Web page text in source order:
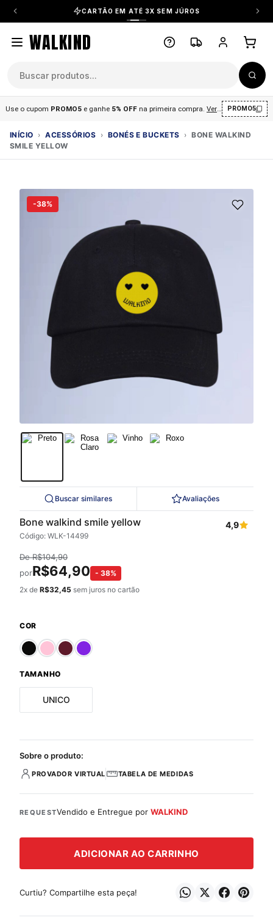
CARTÃO EM ATÉ 3X SEM JÚROS
WALKIND
Use o cupom PROMO5 e ganhe 5% OFF na primeira compra Ver condições .
PROMO5
INÍCIO › ACESSÓRIOS › BONÉS E BUCKETS › BONE WALKIND
SMILE YELLOW
-38%
Buscar similares Avaliações
Bone walkind smile yellow
Código: WLK-14499
4,9
DeR$104,90
porR$64,90 - 38%
2x de R$32,45 sem juros no cartão
COR
TAMANHO
UNICO
Sobre o produto:
PROVADOR VIRTUAL TABELA DE MEDIDAS
REQUESTVendido e Entregue porWALKIND
ADICIONAR AO CARRINHO
Curtiu? Compartilhe esta peça!